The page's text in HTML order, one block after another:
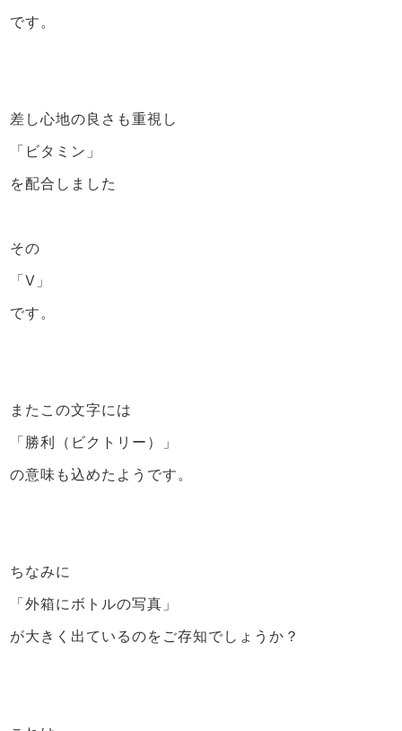
です。
差し心地の良さも重視し
「ビタミン」
を配合しました
その
「V」
です。
またこの文字には
「勝利（ビクトリー）」
の意味も込めたようです。
ちなみに
「外箱にボトルの写真」
が大きく出ているのをご存知でしょうか？